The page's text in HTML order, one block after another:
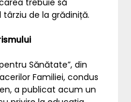
trebuie să
de la grădiniță.
Sănătate”, din
Familiei, condus
a publicat acum un